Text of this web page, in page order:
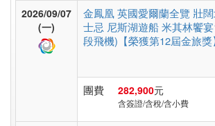
美
度
2026/09/07
(一)
金鳳凰 英國愛爾蘭全覽 壯
士忌 尼斯湖遊船 米其林饗
段飛機)【榮獲第12屆金旅
團費 282,900元
含簽證/含稅/含小費